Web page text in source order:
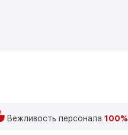
Вежливость персонала 100%